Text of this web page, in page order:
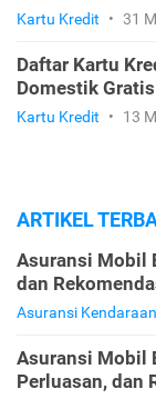
Kartu Kredit • 31
Daftar Kartu
Domestik Gratis
Kartu Kredit • 13
ARTIKEL
Asuransi Mobil
dan
Asuransi Kendaraan
Asuransi Mobil
Perluasan, dan